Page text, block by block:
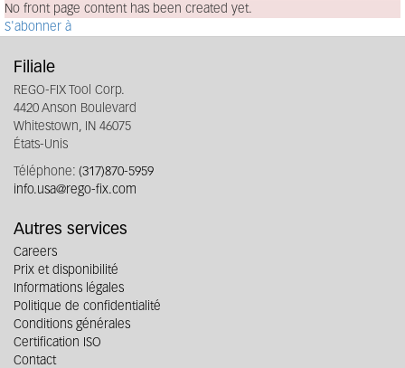
No front page content has been created yet.
S'abonner à
Filiale
REGO-FIX Tool Corp.
4420 Anson Boulevard
Whitestown, IN 46075
États-Unis
Téléphone: (317)870-5959
info.usa@rego-fix.com
Autres services
Careers
Prix et disponibilité
Informations légales
Politique de confidentialité
Conditions générales
Certification ISO
Contact